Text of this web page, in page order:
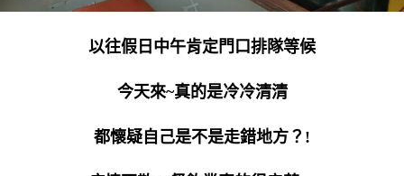
以往假日中午肯定門口排隊等候
今天來~真的是冷冷清清
都懷疑自己是不是走錯地方？!